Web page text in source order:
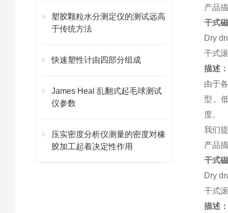
塑胶颗粒水分测定仪的测试远高
于传统方法
快速塑性计由四部分组成
James Heal 乱翻式起毛球测试
仪参数
压实密度分析仪测量的密度对橡
胶加工起着决定性作用
产品
干式
Dry
干式
描述
由于
型。
度。
我们
产品
干式
Dry
干式
描述